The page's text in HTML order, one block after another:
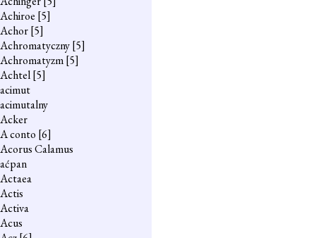
Achiroe [5]
Achor[5]
Achromatyczny[5]
Achromatyzm[5]
Achtel[5]
acimut
acimutalny
Acker
A conto [6]
Acorus Calamus
aćpan
Actaea
Actis
Activa
Acus